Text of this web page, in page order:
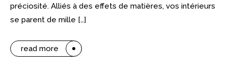
préciosité. Alliés à des effets de matières, vos intérieurs
se parent de mille […]
read more